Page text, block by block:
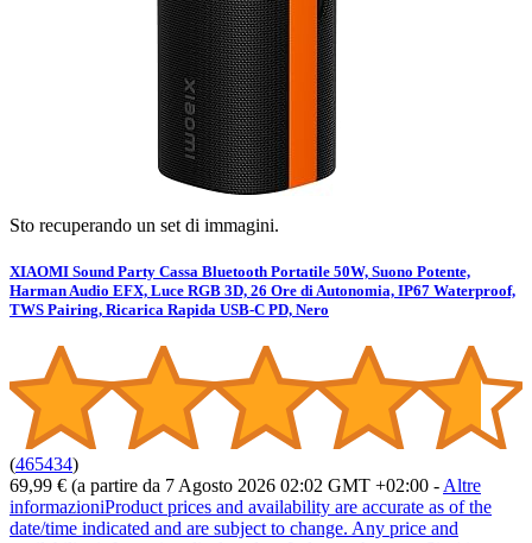
Sto recuperando un set di immagini.
XIAOMI Sound Party Cassa Bluetooth Portatile 50W, Suono Potente,
Harman Audio EFX, Luce RGB 3D, 26 Ore di Autonomia, IP67 Waterproof,
TWS Pairing, Ricarica Rapida USB-C PD, Nero
(465434)
69,99 € (a partire da 7 Agosto 2026 02:02 GMT +02:00 - Altre
informazioniProduct prices and availability are accurate as of the
date/time indicated and are subject to change. Any price and